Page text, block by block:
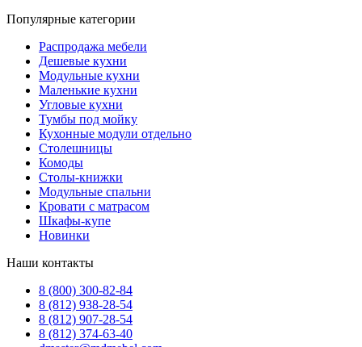
Популярные категории
Распродажа мебели
Дешевые кухни
Модульные кухни
Маленькие кухни
Угловые кухни
Тумбы под мойку
Кухонные модули отдельно
Столешницы
Комоды
Столы-книжки
Модульные спальни
Кровати с матрасом
Шкафы-купе
Новинки
Наши контакты
8 (800) 300-82-84
8 (812) 938-28-54
8 (812) 907-28-54
8 (812) 374-63-40